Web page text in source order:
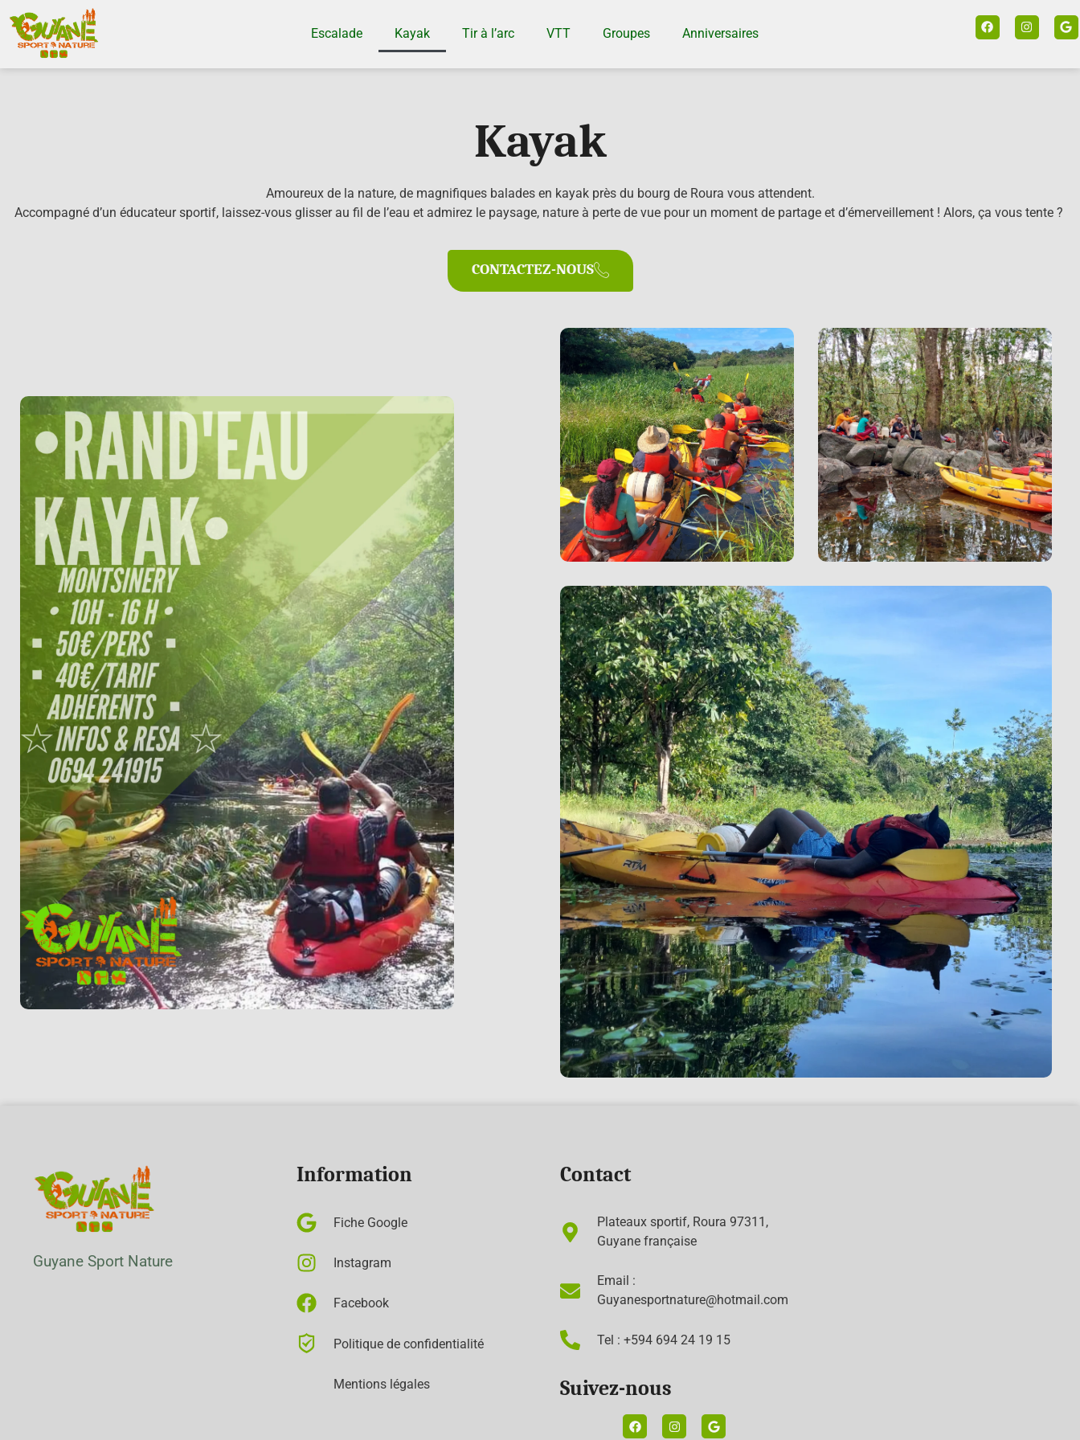
Escalade Kayak Tir à l’arc VTT Groupes Anniversaires
Kayak
Amoureux de la nature, de magnifiques balades en kayak près du bourg de Roura vous attendent.
Accompagné d’un éducateur sportif, laissez-vous glisser au fil de l’eau et admirez le paysage, nature à perte de vue pour un moment de partage et d’émerveillement ! Alors, ça vous tente ?
CONTACTEZ-NOUS
Guyane Sport Nature
Information
Fiche Google
Instagram
Facebook
Politique de confidentialité
Mentions légales
Contact
Plateaux sportif, Roura 97311,
Guyane française
Email :
Guyanesportnature@hotmail.com
Tel : +594 694 24 19 15
Suivez-nous